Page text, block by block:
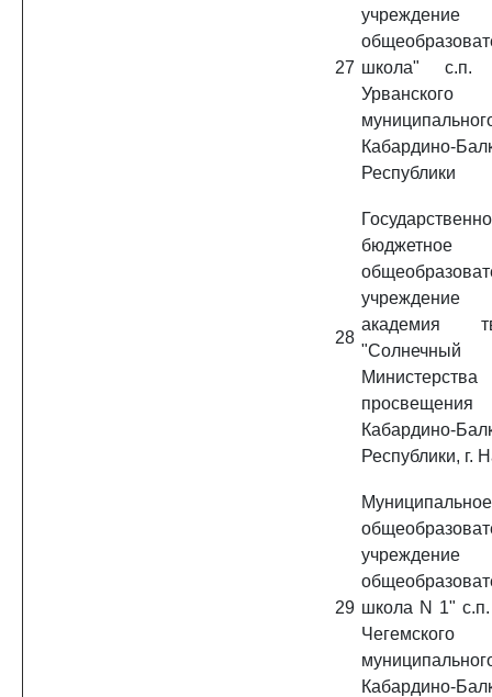
27
учреждение
школа" с.п.
Урванского
Кабардино-
Республики
28
бюджетное
учреждение
академия
Министерства
Кабардино-
Республики, г.
29
учреждение
школа N 1"
Чегемского
Кабардино-